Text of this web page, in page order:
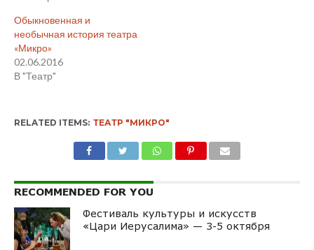
Обыкновенная и
необычная история театра
«Микро»
02.06.2016
В "Театр"
RELATED ITEMS: ТЕАТР "МИКРО"
RECOMMENDED FOR YOU
Фестиваль культуры и искусств
«Цари Иерусалима» — 3-5 октября